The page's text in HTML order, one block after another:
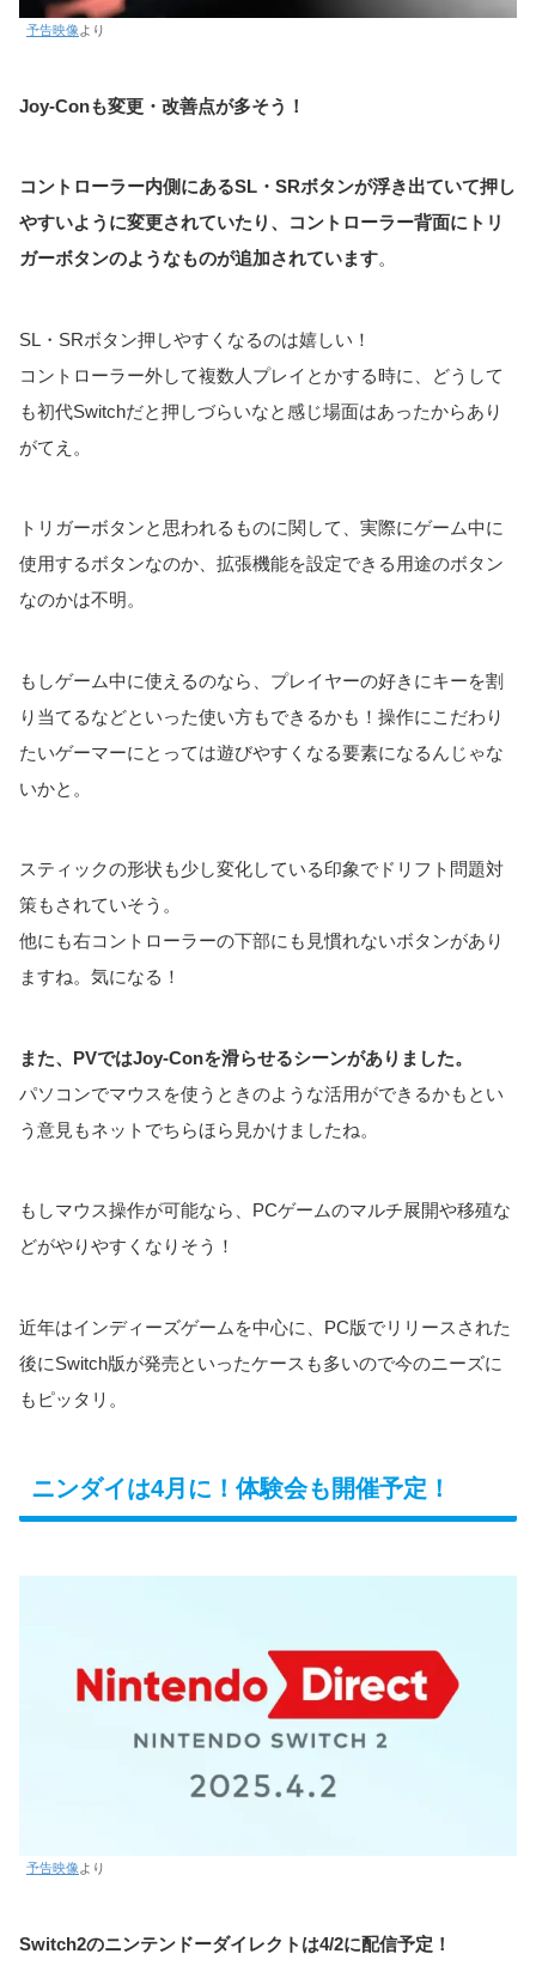
予告映像 より
Joy-Conも変更・改善点が多そう！
コントローラー内側にあるSL・SRボタンが浮き出ていて押し
やすいように変更されていたり、コントローラー背面にトリ
ガーボタンのようなものが追加されています。
SL・SRボタン押しやすくなるのは嬉しい！
コントローラー外して複数人プレイとかする時に、どうして
も初代Switchだと押しづらいなと感じ場面はあったからあり
がてえ。
トリガーボタンと思われるものに関して、実際にゲーム中に
使用するボタンなのか、拡張機能を設定できる用途のボタン
なのかは不明。
もしゲーム中に使えるのなら、プレイヤーの好きにキーを割
り当てるなどといった使い方もできるかも！操作にこだわり
たいゲーマーにとっては遊びやすくなる要素になるんじゃな
いかと。
スティックの形状も少し変化している印象でドリフト問題対
策もされていそう。
他にも右コントローラーの下部にも見慣れないボタンがあり
ますね。気になる！
また、PVではJoy-Conを滑らせるシーンがありました。
パソコンでマウスを使うときのような活用ができるかもとい
う意見もネットでちらほら見かけましたね。
もしマウス操作が可能なら、PCゲームのマルチ展開や移殖な
どがやりやすくなりそう！
近年はインディーズゲームを中心に、PC版でリリースされた
後にSwitch版が発売といったケースも多いので今のニーズに
もピッタリ。
ニンダイは4月に！体験会も開催予定！
予告映像 より
Switch2のニンテンドーダイレクトは4/2に配信予定！